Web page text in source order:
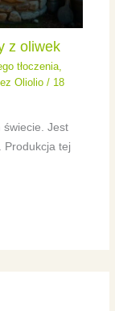
z oliwek
tłoczenia,
Oliolio/ 18
świecie. Jest
Produkcja tej